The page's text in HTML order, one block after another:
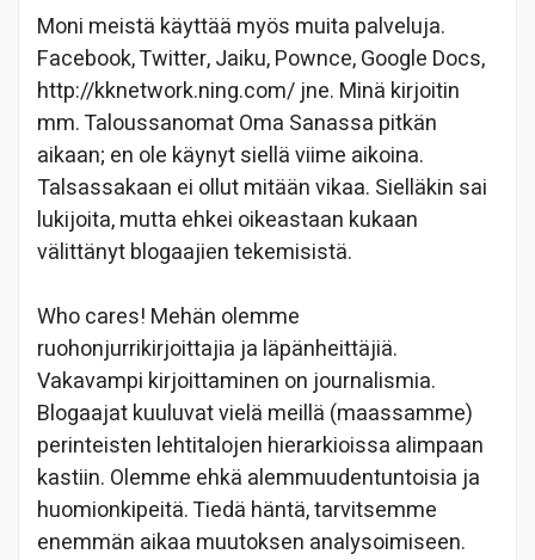
Moni meistä käyttää myös muita palveluja.
Facebook, Twitter, Jaiku, Pownce, Google Docs,
http://kknetwork.ning.com/ jne. Minä kirjoitin
mm. Taloussanomat Oma Sanassa pitkän
aikaan; en ole käynyt siellä viime aikoina.
Talsassakaan ei ollut mitään vikaa. Sielläkin sai
lukijoita, mutta ehkei oikeastaan kukaan
välittänyt blogaajien tekemisistä.
Who cares! Mehän olemme
ruohonjurrikirjoittajia ja läpänheittäjiä.
Vakavampi kirjoittaminen on journalismia.
Blogaajat kuuluvat vielä meillä (maassamme)
perinteisten lehtitalojen hierarkioissa alimpaan
kastiin. Olemme ehkä alemmuudentuntoisia ja
huomionkipeitä. Tiedä häntä, tarvitsemme
enemmän aikaa muutoksen analysoimiseen.